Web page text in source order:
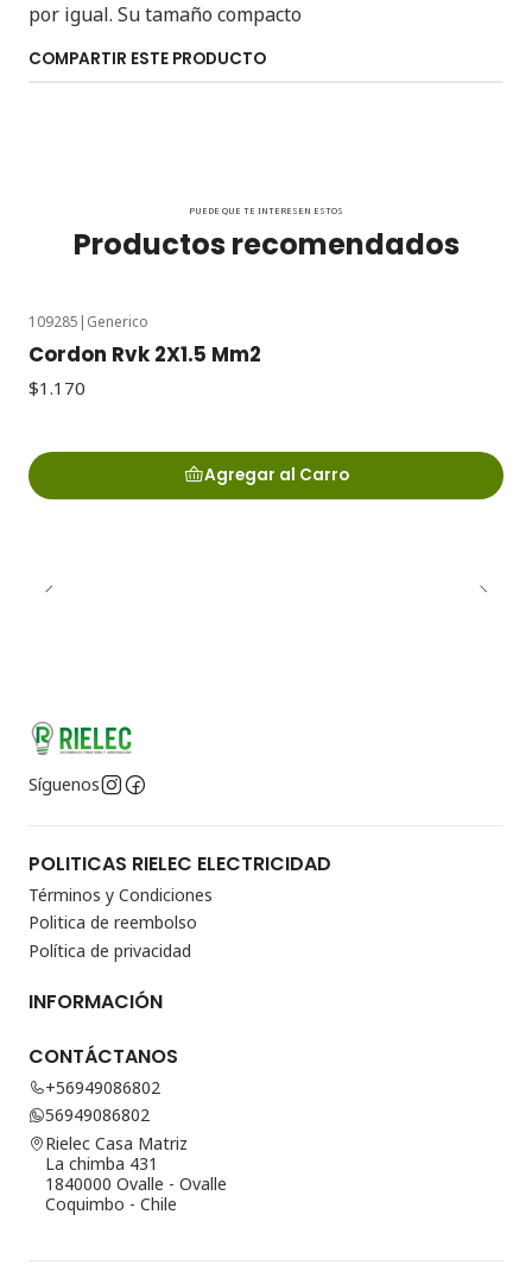
por igual. Su tamaño compacto
COMPARTIR ESTE PRODUCTO
PUEDE QUE TE INTERESEN ESTOS
Productos recomendados
109285 | Generico
Cordon Rvk 2X1.5 Mm2
$1.170
Agregar al Carro
Síguenos
POLITICAS RIELEC ELECTRICIDAD
Términos y Condiciones
Politica de reembolso
Política de privacidad
INFORMACIÓN
CONTÁCTANOS
+56949086802
56949086802
Rielec Casa Matriz
La chimba 431
1840000 Ovalle - Ovalle
Coquimbo - Chile